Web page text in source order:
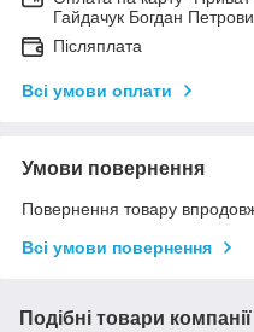
Гайдачук Богдан
Післяплата
Всі умови оплати
Умови повернення
Повернення товару
Всі умови повернення
Подібні товари компанії